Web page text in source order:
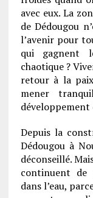
avec eux. La
de Dédougou
l’avenir pour
qui gagnent
chaotique ?
retour à la
mener
Depuis la
Dédougou à
déconseillé.
continuent de
dans l’eau,